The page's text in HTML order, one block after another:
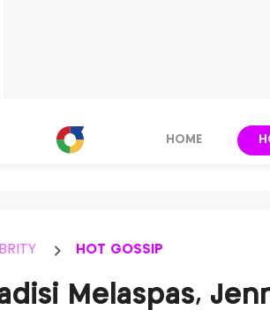
HOME
HOT GOSSIP
Melaspas,